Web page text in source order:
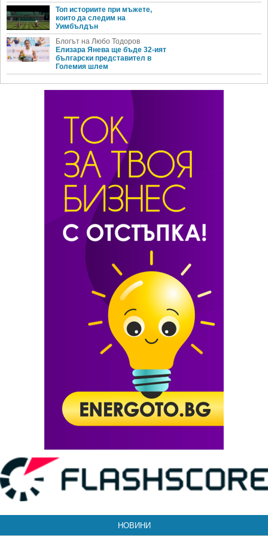
Топ историите при мъжете,
които да следим на
Уимбълдън
Блогът на Любо Тодоров
Елизара Янева ще бъде 32-ият
български представител в
Големия шлем
НОВИНИ